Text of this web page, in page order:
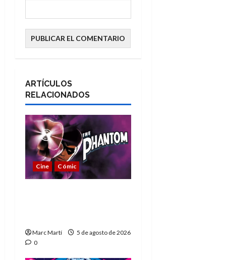
ARTÍCULOS
RELACIONADOS
Cine Cómic
Marc Martí
5 de agosto de 2026
0